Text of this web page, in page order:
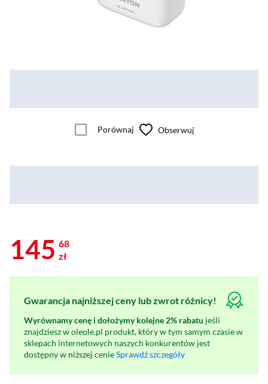
Porównaj Obserwuj
145 68
zł
Gwarancja najniższej ceny lub zwrot różnicy!
Wyrównamy cenę i dołożymy kolejne 2% rabatu jeśli
znajdziesz w oleole.pl produkt, który w tym samym czasie w
sklepach internetowych naszych konkurentów jest
dostępny w niższej cenieSprawdź szczegóły